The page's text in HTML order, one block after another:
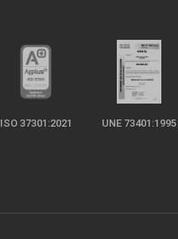
ISO 37301:2021 UNE 73401:1995